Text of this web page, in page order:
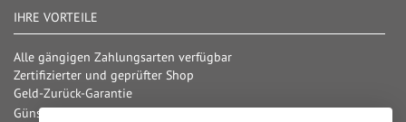
IHRE VORTEILE
Alle gängigen Zahlungsarten verfügbar
Zertifizierter und geprüfter Shop
Geld-Zurück-Garantie
Günstige Versandkosten/ Frachtkostenfreigrenzen